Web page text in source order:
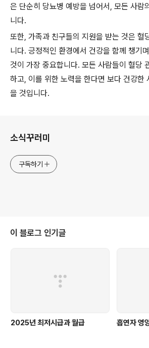
은 단순히 당뇨병 예방을 넘어서, 모든 사람
니다.
또한, 가족과 친구들의 지원을 받는 것은 혈
니다. 긍정적인 환경에서 건강을 함께 챙기
것이 가장 중요합니다. 모든 사람들이 혈당
하고, 이를 위한 노력을 한다면 보다 건강한
을 것입니다.
소식꾸러미
구독하기
이 블로그 인기글
2025년 최저시급과 월급 흡연자 영